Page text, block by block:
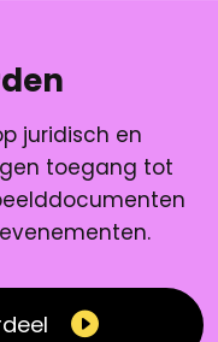
juridisch en
toegang tot